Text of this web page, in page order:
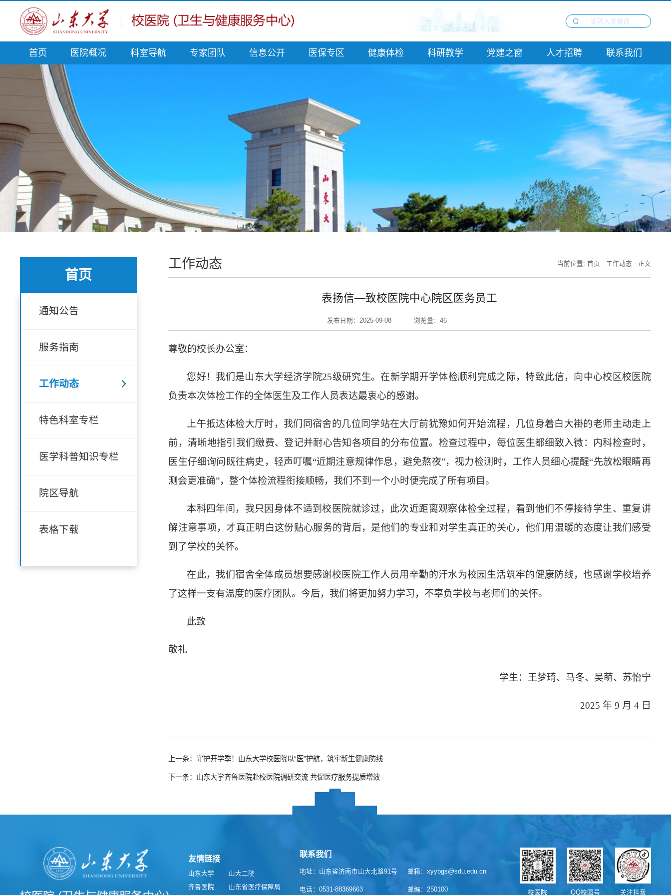
首页 医院概况 科室导航 专家团队 信息公开 医保专区 健康体检 科研教学 党建之窗 人才招聘 联系我们
首页
通知公告
服务指南
工作动态
特色科室专栏
医学科普知识专栏
院区导航
表格下载
工作动态 当前位置: 首页 - 工作动态 - 正文
表扬信—致校医院中心院区医务员工
发布日期：2025-09-08 浏览量：46
尊敬的校长办公室：
您好！我们是山东大学经济学院25级研究生。在新学期开学体检顺利完成之际，特致此信，向中心校区校医院
负责本次体检工作的全体医生及工作人员表达最衷心的感谢。
上午抵达体检大厅时，我们同宿舍的几位同学站在大厅前犹豫如何开始流程，几位身着白大褂的老师主动走上
前，清晰地指引我们缴费、登记并耐心告知各项目的分布位置。检查过程中，每位医生都细致入微：内科检查时，
医生仔细询问既往病史，轻声叮嘱“近期注意规律作息，避免熬夜”，视力检测时，工作人员细心提醒“先放松眼睛再
测会更准确”，整个体检流程衔接顺畅，我们不到一个小时便完成了所有项目。
本科四年间，我只因身体不适到校医院就诊过，此次近距离观察体检全过程，看到他们不停接待学生、重复讲
解注意事项，才真正明白这份贴心服务的背后，是他们的专业和对学生真正的关心，他们用温暖的态度让我们感受
到了学校的关怀。
在此，我们宿舍全体成员想要感谢校医院工作人员用辛勤的汗水为校园生活筑牢的健康防线，也感谢学校培养
了这样一支有温度的医疗团队。今后，我们将更加努力学习，不辜负学校与老师们的关怀。
此致
敬礼
学生：王梦琦、马冬、吴萌、苏怡宁
2025 年 9 月 4 日
上一条：守护开学季！山东大学校医院以“医”护航，筑牢新生健康防线
下一条：山东大学齐鲁医院赴校医院调研交流 共促医疗服务提质增效
友情链接
山东大学
山大二院
齐鲁医院
山东省医疗保障局
联系我们
地址：山东省济南市山大北路91号 邮箱：xyybgs@sdu.edu.cn
电话：0531-88369663 邮编：250100 校医院 QQ校园号 关注抖音